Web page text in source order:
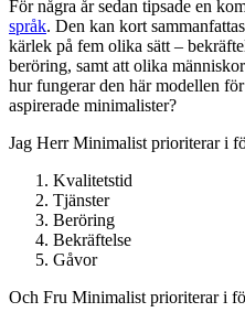
För några år sedan tipsade en
språk. Den kan kort
kärlek på fem olika sätt –
beröring, samt att olika
hur fungerar den här modellen
aspirerade minimalister?
Jag Herr Minimalist prioriterar i
Kvalitetstid
Tjänster
Beröring
Bekräftelse
Gåvor
Och Fru Minimalist prioriterar i